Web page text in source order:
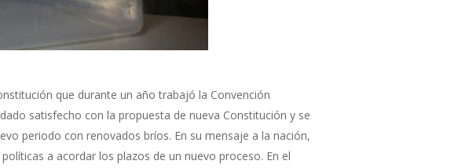
que durante un año trabajó la Convención
satisfecho con la propuesta de nueva Constitución y se
periodo con renovados bríos. En su mensaje a la nación,
a acordar los plazos de un nuevo proceso. En el